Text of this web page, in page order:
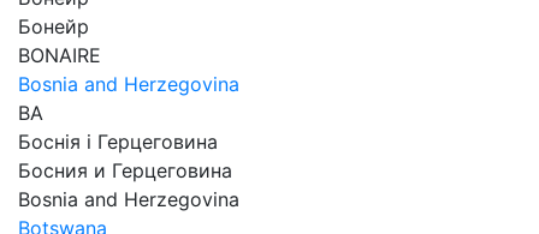
Бонейр
BONAIRE
Bosnia and Herzegovina
BA
Боснія і Герцеговина
Босния и Герцеговина
Bosnia and Herzegovina
Botswana